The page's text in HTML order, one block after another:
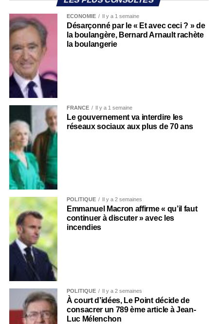
ECONOMIE Il y a 1 semaine
Désarçonné par le « Et avec ceci ? » de
la boulangère, Bernard Arnault rachète
la boulangerie
FRANCE Il y a 1 semaine
Le gouvernement va interdire les
réseaux sociaux aux plus de 70 ans
POLITIQUE Il y a 2 semaines
Emmanuel Macron affirme « qu’il faut
continuer à discuter » avec les
incendies
POLITIQUE Il y a 2 semaines
À court d’idées, Le Point décide de
consacrer un 789 ème article à Jean-
Luc Mélenchon